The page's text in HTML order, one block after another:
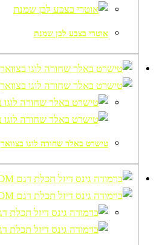
אוטרי בצבע לבן שמנת
טישרט באלר שחורה לוגו בצוואר